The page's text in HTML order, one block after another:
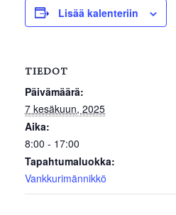
Lisää kalenteriin
TIEDOT
Päivämäärä:
7 kesäkuun, 2025
Aika:
8:00 - 17:00
Tapahtumaluokka:
Vankkurimännikkö